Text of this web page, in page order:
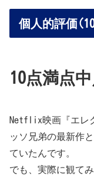
個人的評価
10点満点中
Netflix映画『エレ
ッソ兄弟の最新作
ていたんです。
でも、実際に観て